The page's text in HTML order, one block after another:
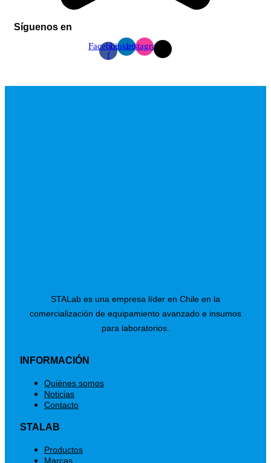
Síguenos en
Facebook-
f
LinkedinInstagram
STALab es una empresa líder en Chile en la
comercialización de equipamiento avanzado e insumos
para laboratorios.
INFORMACIÓN
Menú
Quiénes somos
Noticias
Contacto
STALAB
Menú
Productos
Marcas